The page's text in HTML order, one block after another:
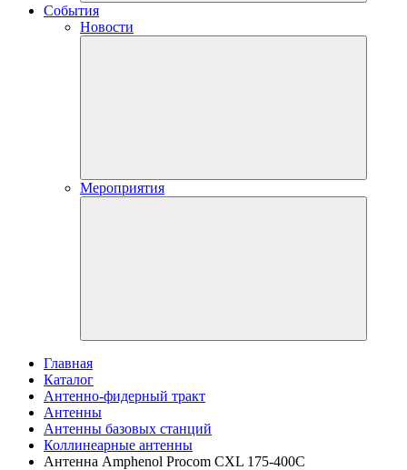
События
Новости
Мероприятия
Главная
Каталог
Антенно-фидерный тракт
Антенны
Антенны базовых станций
Коллинеарные антенны
Антенна Amphenol Procom CXL 175-400C